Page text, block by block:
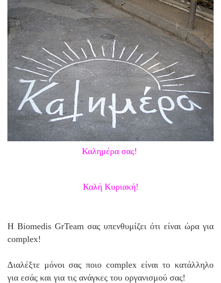
Καλημέρα σας!
Καλή Κυριακή!
Η Biomedis GrTeam σας υπενθυμίζει ότι είναι ώρα για
complex!
Διαλέξτε μόνοι σας ποιο complex είναι το κατάλληλο
για εσάς και για τις ανάγκες του οργανισμού σας!